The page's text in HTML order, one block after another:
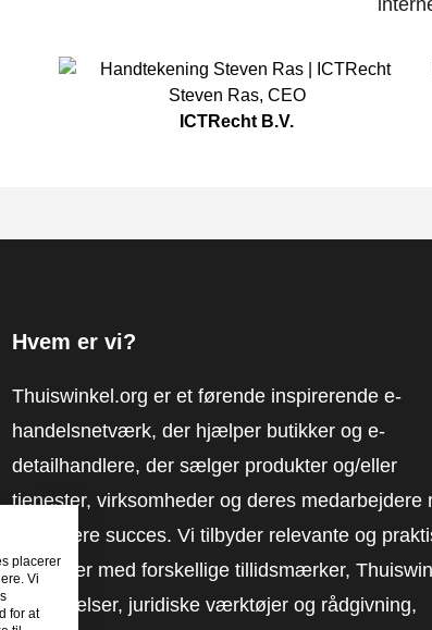
Steven Ras, CEO
ICTRecht B.V.
Hvem er vi?
Thuiswinkel.org er et førende inspirerende e-
handelsnetværk, der hjælper butikker og e-
detailhandlere, der sælger produkter og/eller
tjenester, virksomheder og deres medarbejdere
at få mere succes. Vi tilbyder relevante og
løsninger med forskellige tillidsmærker,
anmeldelser, juridiske værktøjer og rådgivning,
placerer
Vi
for at